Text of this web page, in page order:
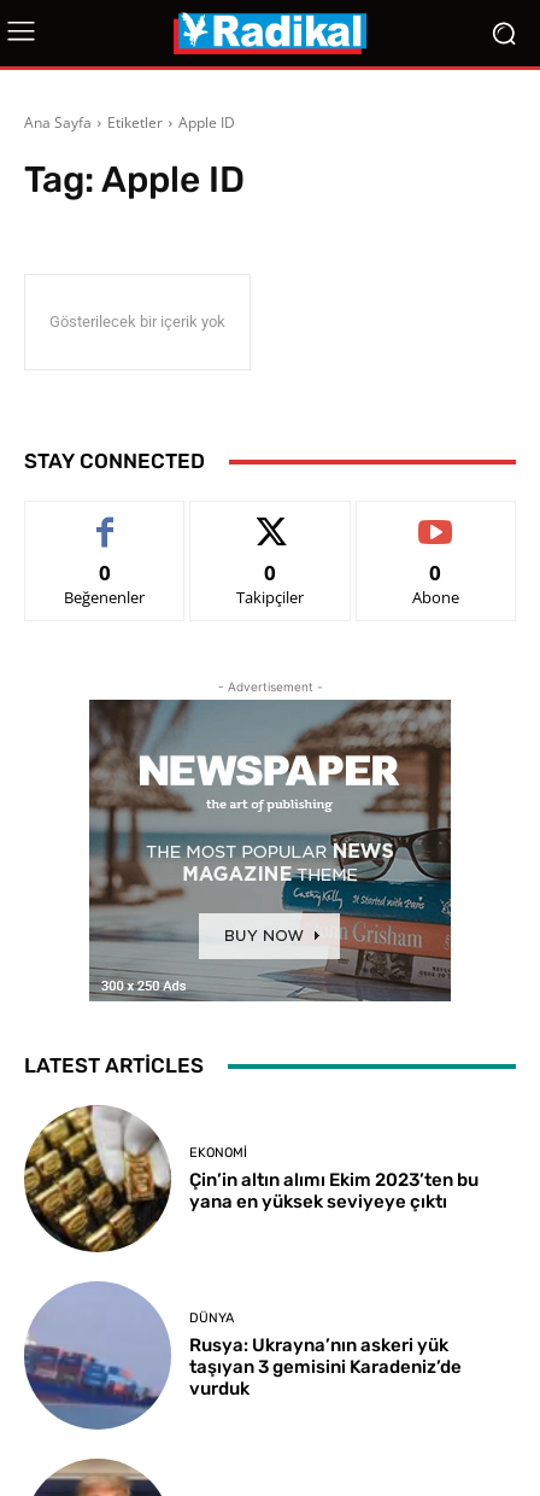
Ana Sayfa Etiketler Apple ID
Tag:Apple ID
Gösterilecek bir içerik yok
STAY CONNECTED
0
Beğenenler
0
Takipçiler
0
Abone
- Advertisement -
LATEST ARTICLES
EKONOMI
Çin’in altın alımı Ekim 2023’ten bu
yana en yüksek seviyeye çıktı
DÜNYA
Rusya: Ukrayna’nın askeri yük
taşıyan 3 gemisini Karadeniz’de
vurduk